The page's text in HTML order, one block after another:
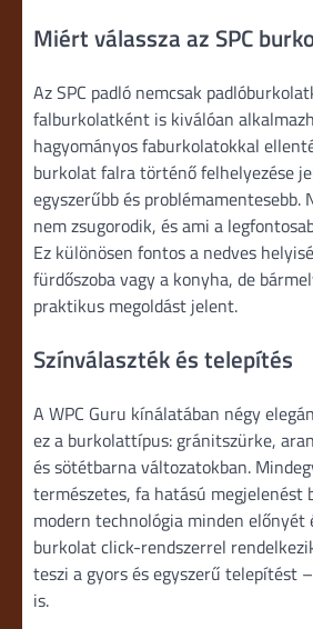
Miért válassza az SPC
Az SPC padló nemcsak
falburkolatként is kiválóan
hagyományos faburkolatokkal
burkolat falra történő felhelyezése
egyszerűbb és problémamentesebb.
nem zsugorodik, és ami a
Ez különösen fontos a nedves
fürdőszoba vagy a konyha, de
praktikus megoldást jelent.
Színválaszték és telepítés
A WPC Guru kínálatában négy
ez a burkolattípus: gránitszürke,
és sötétbarna változatokban.
természetes, fa hatású megjelenést
modern technológia minden előnyét
burkolat click-rendszerrel
teszi a gyors és egyszerű telepítést
is.